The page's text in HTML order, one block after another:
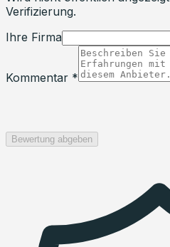
Verifizierung.
Ihre Firma
Kommentar *
Bewertung abgeben